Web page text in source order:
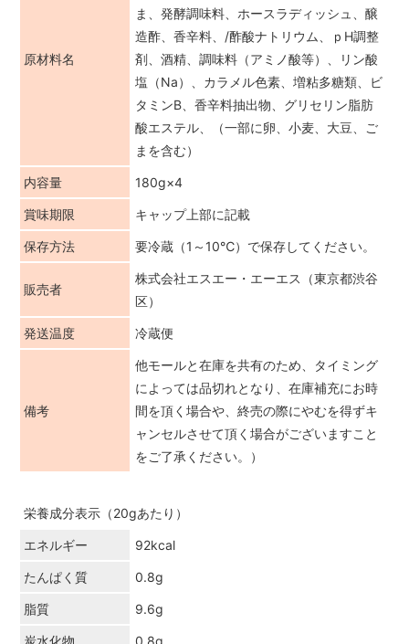
原材料名
ま、発酵調味料、ホースラディッシュ、醸
造酢、香辛料、/酢酸ナトリウム、ｐH調整
剤、酒精、調味料（アミノ酸等）、リン酸
塩（Na）、カラメル色素、増粘多糖類、ビ
タミンB、香辛料抽出物、グリセリン脂肪
酸エステル、（一部に卵、小麦、大豆、ご
まを含む）
内容量 180g×4
賞味期限 キャップ上部に記載
保存方法 要冷蔵（1～10℃）で保存してください。
販売者
株式会社エスエー・エーエス（東京都渋谷
区）
発送温度 冷蔵便
備考
他モールと在庫を共有のため、タイミング
によっては品切れとなり、在庫補充にお時
間を頂く場合や、終売の際にやむを得ずキ
ャンセルさせて頂く場合がございますこと
をご了承ください。）
栄養成分表示（20gあたり）
エネルギー 92kcal
たんぱく質 0.8g
脂質 9.6g